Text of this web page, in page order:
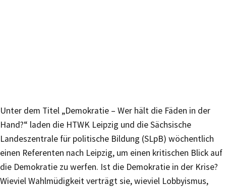
Unter dem Titel „Demokratie – Wer hält die Fäden in der
Hand?“ laden die HTWK Leipzig und die Sächsische
Landeszentrale für politische Bildung (SLpB) wöchentlich
einen Referenten nach Leipzig, um einen kritischen Blick auf
die Demokratie zu werfen. Ist die Demokratie in der Krise?
Wieviel Wahlmüdigkeit verträgt sie, wieviel Lobbyismus,